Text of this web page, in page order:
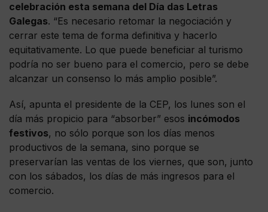
celebración esta semana del Día das Letras
Galegas. “Es necesario retomar la negociación y
cerrar este tema de forma definitiva y hacerlo
equitativamente. Lo que puede beneficiar al turismo
podría no ser bueno para el comercio, pero se debe
alcanzar un consenso lo más amplio posible”.
Así, apunta el presidente de la CEP, los lunes son el
día más propicio para “absorber” esos incómodos
festivos, no sólo porque son los días menos
productivos de la semana, sino porque se
preservarían las ventas de los viernes, que son, junto
con los sábados, los días de más ingresos para el
comercio.